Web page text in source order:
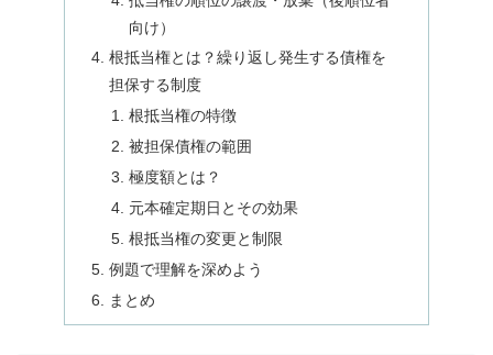
向け）
根抵当権とは？繰り返し発生する債権を
担保する制度
根抵当権の特徴
被担保債権の範囲
極度額とは？
元本確定期日とその効果
根抵当権の変更と制限
例題で理解を深めよう
まとめ